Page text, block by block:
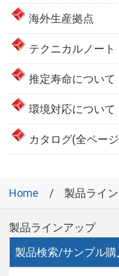
海外生産拠点
テクニカルノート
推定寿命について
環境対応について
カタログ(全ペー
Home 製品ライ
製品ラインアップ
製品検索/サンプル購